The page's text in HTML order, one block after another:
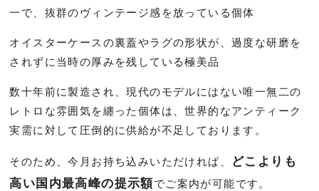
一で、抜群のヴィンテージ感を放っている個体
オイスターケースの裏蓋やラグの形状が、過度な研磨を
されずに当時の厚みを残している極美品
数十年前に製造され、現代のモデルにはない唯一無二の
レトロな雰囲気を纏った個体は、世界的なアンティーク
実需に対して圧倒的に供給が不足しております。
そのため、今月お持ち込みいただければ、
どこよりも
高い国内最高峰の提示額でご案内が可能です。